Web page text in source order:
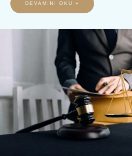
DEVAMINI OKU »
TÜKETİCİ